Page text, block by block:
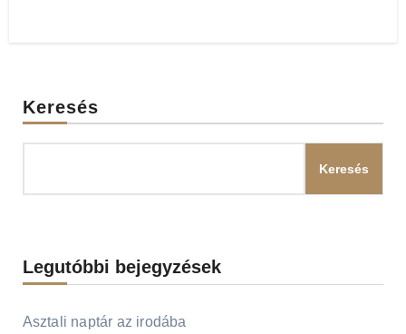
Keresés
Keresés
Legutóbbi bejegyzések
Asztali naptár az irodába